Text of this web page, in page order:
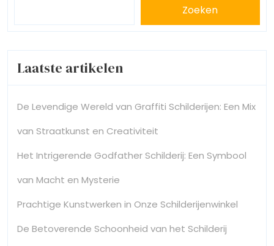
Zoeken
Laatste artikelen
De Levendige Wereld van Graffiti Schilderijen: Een Mix
van Straatkunst en Creativiteit
Het Intrigerende Godfather Schilderij: Een Symbool
van Macht en Mysterie
Prachtige Kunstwerken in Onze Schilderijenwinkel
De Betoverende Schoonheid van het Schilderij